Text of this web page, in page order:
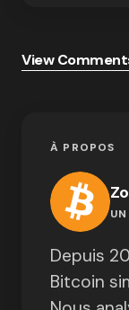
View
À PROPOS
Depuis
Bitcoin